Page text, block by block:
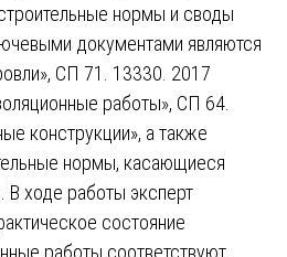
нормы и своды
документами являются
СП 71. 13330. 2017
работы», СП 64.
конструкции», а также
нормы, касающиеся
В ходе работы эксперт
состояние
работы соответствуют